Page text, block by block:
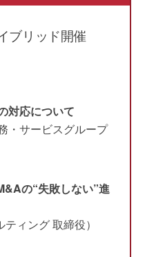
ブリッド開催
対応について
・サービスグループ
の“失敗しない”進
ィング 取締役）